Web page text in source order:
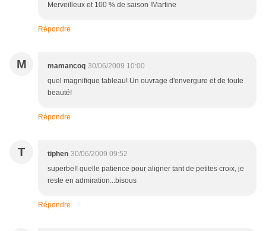
Merveilleux et 100 % de saison !Martine
Répondre
M mamancoq 30/06/2009 10:00
quel magnifique tableau! Un ouvrage d'envergure et de toute
beauté!
Répondre
T tiphen 30/06/2009 09:52
superbe!! quelle patience pour aligner tant de petites croix, je
reste en admiration...bisous
Répondre